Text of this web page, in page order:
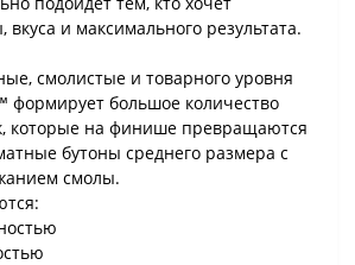
вкуса и максимального результата.
смолистые и товарного уровня
формирует большое количество
которые на финише превращаются
бутоны среднего размера с
смолы.